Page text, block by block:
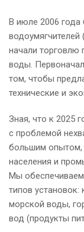
В июле 2006
начали торговлю
воды.
том, чтобы
технические и
Зная, что к 2025
с проблемой
большим опытом,
населения и
Мы
типов установок:
морской воды,
вод (продукты